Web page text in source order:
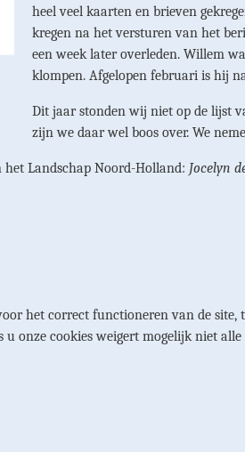
heel veel kaarten en brieven
kregen na het versturen van het
een week later overleden. Willem
klompen. Afgelopen februari is hij
Dit jaar stonden wij niet op de lijst
zijn we daar wel boos over. We
Landschap Noord-Holland: Jocelyn
het correct functioneren van de
onze cookies weigert mogelijk niet